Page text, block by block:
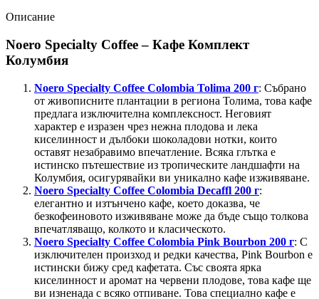
Описание
Noero Specialty Coffee – Кафе Комплект
Колумбия
Noero Specialty Coffee Colombia Tolima 200 г: Събрано
от живописните плантации в региона Толима, това кафе
предлага изключителна комплексност. Неговият
характер е изразен чрез нежна плодова и лека
киселинност и дълбоки шоколадови нотки, които
оставят незабравимо впечатление. Всяка глътка е
истинско пътешествие из тропическите ландшафти на
Колумбия, осигурявайки ви уникално кафе изживяване.
Noero Specialty Coffee Colombia Decaffl 200 г:
елегантно и изтънчено кафе, което доказва, че
безкофеиновото изживяване може да бъде също толкова
впечатляващо, колкото и класическото.
Noero Specialty Coffee Colombia Pink Bourbon 200 г: С
изключителен произход и редки качества, Pink Bourbon е
истински бижу сред кафетата. Със своята ярка
киселинност и аромат на червени плодове, това кафе ще
ви изненада с всяко отпиване. Това специално кафе е